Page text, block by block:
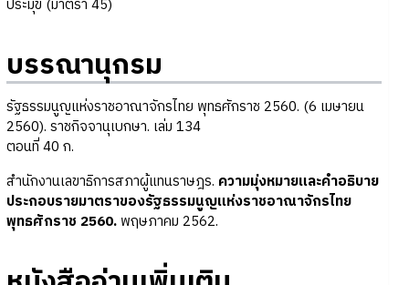
ประมุข (มาตรา 45)
บรรณานุกรม
รัฐธรรมนูญแห่งราชอาณาจักรไทย พุทธศักราช 2560. (6 เมษายน
2560). ราชกิจจานุเบกษา. เล่ม 134
ตอนที่ 40 ก.
สำนักงานเลขาธิการสภาผู้แทนราษฎร. ความมุ่งหมายและคำอธิบาย
ประกอบรายมาตราของรัฐธรรมนูญแห่งราชอาณาจักรไทย
พุทธศักราช 2560.พฤษภาคม 2562.